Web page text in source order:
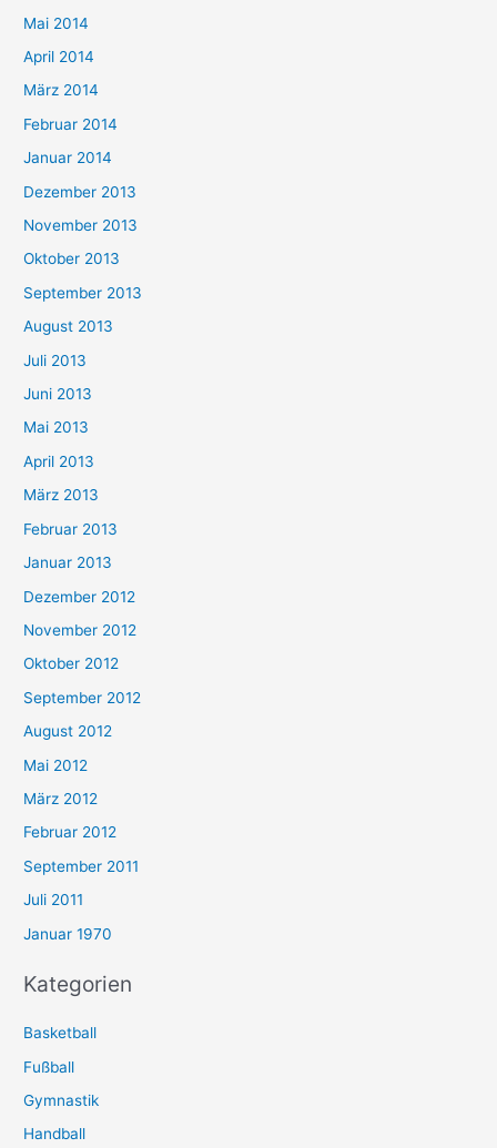
Mai 2014
April 2014
März 2014
Februar 2014
Januar 2014
Dezember 2013
November 2013
Oktober 2013
September 2013
August 2013
Juli 2013
Juni 2013
Mai 2013
April 2013
März 2013
Februar 2013
Januar 2013
Dezember 2012
November 2012
Oktober 2012
September 2012
August 2012
Mai 2012
März 2012
Februar 2012
September 2011
Juli 2011
Januar 1970
Kategorien
Basketball
Fußball
Gymnastik
Handball